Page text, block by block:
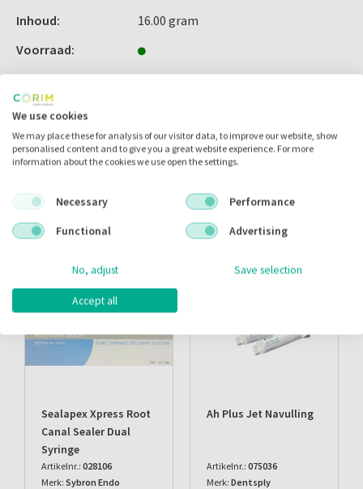
Inhoud:
16.00 gram
Voorraad:
Alternatieve producten
Alternatieve producten
Sealapex Xpress Root
Canal Sealer Dual
Syringe
Artikelnr.: 028106
Merk: Sybron Endo
ACTIE
Ah Plus Jet Navulling
Artikelnr.: 075036
Merk: Dentsply
We use cookies
We may place these for analysis of our visitor data, to improve our website, show
personalised content and to give you a great website experience. For more
information about the cookies we use open the settings.
Necessary
Performance
Functional
Advertising
No, adjust Save selection
Accept all